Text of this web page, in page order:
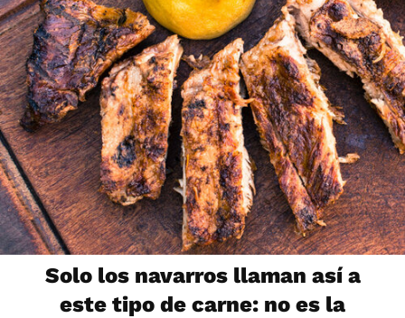
Solo los navarros llaman así a
este tipo de carne: no es la